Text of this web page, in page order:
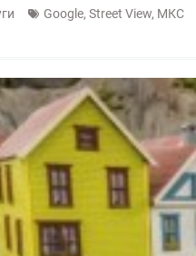
Google, Street View, МКС